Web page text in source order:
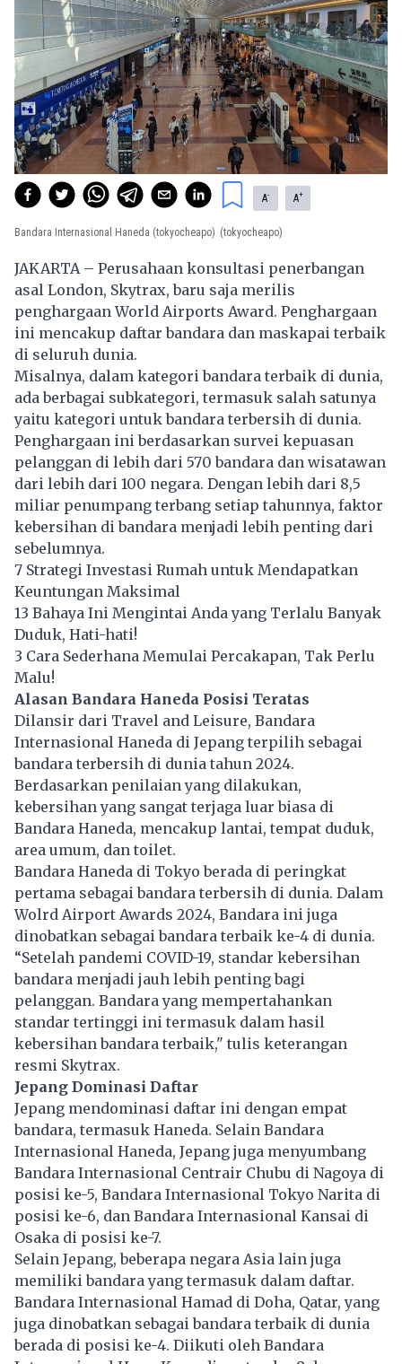
A- A+
Bandara Internasional Haneda (tokyocheapo) (tokyocheapo)
JAKARTA – Perusahaan konsultasi penerbangan
asal London, Skytrax, baru saja merilis
penghargaan World Airports Award. Penghargaan
ini mencakup daftarbandara dan maskapai terbaik
di seluruh dunia.
Misalnya, dalam kategori bandara terbaik di dunia,
ada berbagai subkategori, termasuk salah satunya
yaitu kategori untuk bandara terbersih di dunia.
Penghargaan ini berdasarkan survei kepuasan
pelanggan di lebih dari 570 bandara dan wisatawan
dari lebih dari 100 negara. Dengan lebih dari 8,5
miliar penumpang terbang setiap tahunnya, faktor
kebersihan di bandara menjadi lebih penting dari
sebelumnya.
7 Strategi Investasi Rumah untuk Mendapatkan
Keuntungan Maksimal
13 Bahaya Ini Mengintai Anda yang Terlalu Banyak
Duduk, Hati-hati!
3 Cara Sederhana Memulai Percakapan, Tak Perlu
Malu!
Alasan Bandara Haneda Posisi Teratas
Dilansir dari Travel and Leisure, Bandara
Internasional Haneda di Jepang terpilih sebagai
bandara terbersih di dunia tahun 2024.
Berdasarkan penilaian yang dilakukan,
kebersihan yang sangat terjaga luar biasa di
Bandara Haneda, mencakup lantai, tempat duduk,
area umum, dan toilet.
Bandara Haneda di Tokyo berada di peringkat
pertama sebagai bandara terbersih di dunia. Dalam
Wolrd Airport Awards 2024, Bandara ini juga
dinobatkan sebagai bandara terbaik ke-4 di dunia.
“Setelah pandemi COVID-19, standar kebersihan
bandara menjadi jauh lebih penting bagi
pelanggan. Bandara yang mempertahankan
standar tertinggi ini termasuk dalam hasil
kebersihan bandara terbaik," tulis keterangan
resmi Skytrax.
Jepang Dominasi Daftar
Jepang mendominasi daftar ini dengan empat
bandara, termasuk Haneda. Selain Bandara
Internasional Haneda, Jepang juga menyumbang
Bandara Internasional Centrair Chubu di Nagoya di
posisi ke-5, Bandara Internasional Tokyo Narita di
posisi ke-6, dan Bandara Internasional Kansai di
Osaka di posisi ke-7.
Selain Jepang, beberapa negara Asia lain juga
memiliki bandara yang termasuk dalam daftar.
Bandara Internasional Hamad di Doha, Qatar, yang
juga dinobatkan sebagai bandara terbaik di dunia
berada di posisi ke-4. Diikuti oleh Bandara